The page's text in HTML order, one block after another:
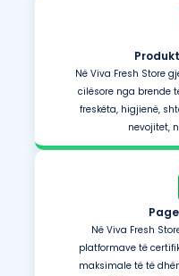
Në Viva Fresh Store
cilësore nga brende
freskëta, higjienë,
nevojitet,
Në Viva Fresh
platformave të
maksimale të të